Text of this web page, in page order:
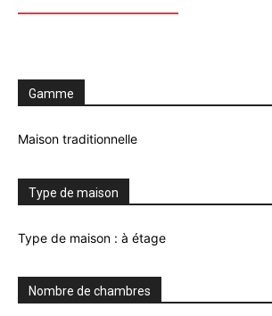
Gamme
Maison traditionnelle
Type de maison
Type de maison : à étage
Nombre de chambres